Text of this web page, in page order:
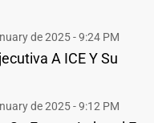
de 2025 - 9:24 PM
A ICE Y Su
de 2025 - 9:12 PM